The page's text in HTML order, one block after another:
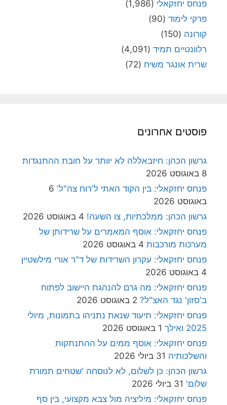
פנחס יחזקאלי (1,986)
פרקי לימוד (90)
קורונה (150)
רלוונטיים תמיד (4,091)
שרית אונגר משיח (72)
פוסטים אחרונים
גרשון הכהן: חיזבאללה לא יוותר על חובת ההתנגדות
8 באוגוסט 2026
פנחס יחזקאלי: בין הקוד האתי ל'רוח צה"ל' 6
באוגוסט 2026
גרשון הכהן: ממלכתיות, צו השעה! 4 באוגוסט 2026
פנחס יחזקאלי: אוסף המאמרים על שרידותן של
מערכות מורכבות 4 באוגוסט 2026
פנחס יחזקאלי: עקרון השרידות של ד"ר אורי מילשטיין
4 באוגוסט 2026
פנחס יחזקאלי: מה גרם להנהגת היישוב לפתוח
ב'סזון' נגד האצ"ל? 2 באוגוסט 2026
פנחס יחזקאלי: תיעוד שנאת נתניהו בתמונות, מיולי
2025 ואילך
1 באוגוסט 2026
פנחס יחזקאלי: אוסף ממים על ההתנתקות
והשלכותיה 31 ביולי 2026
גרשון הכהן: כן לשלום, לא לנוסחה 'שטחים תמורת
שלום' 31 ביולי 2026
פנחס יחזקאלי: מיליציה מול צבא מקצועי, בין סף